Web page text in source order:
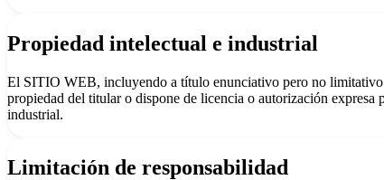
Propiedad intelectual e industrial
El SITIO WEB, incluyendo a título enunciativo pero no limitativo
propiedad del titular o dispone de licencia o autorización
industrial.
Limitación de responsabilidad